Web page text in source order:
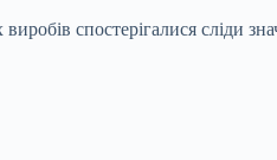
спостерігалися сліди